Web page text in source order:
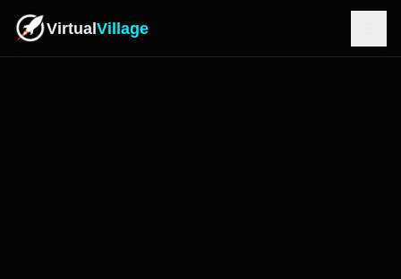
VirtualVillage